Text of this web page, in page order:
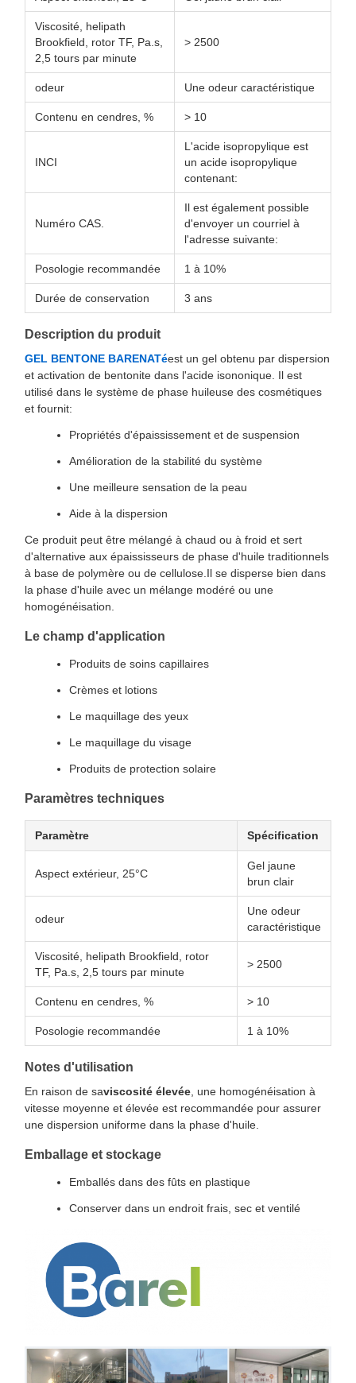
Viscosité, helipath
Brookfield, rotor TF, Pa.s,
2,5 tours par minute
> 2500
odeur Une odeur caractéristique
Contenu en cendres, % > 10
INCI
L'acide isopropylique est
un acide isopropylique
contenant:
Numéro CAS.
Il est également possible
d'envoyer un courriel à
l'adresse suivante:
Posologie recommandée 1 à 10%
Durée de conservation 3 ans
Description du produit
GEL BENTONE BARENATéest un gel obtenu par dispersion
et activation de bentonite dans l'acide isononique. Il est
utilisé dans le système de phase huileuse des cosmétiques
et fournit:
Propriétés d'épaississement et de suspension
Amélioration de la stabilité du système
Une meilleure sensation de la peau
Aide à la dispersion
Ce produit peut être mélangé à chaud ou à froid et sert
d'alternative aux épaississeurs de phase d'huile traditionnels
à base de polymère ou de cellulose.Il se disperse bien dans
la phase d'huile avec un mélange modéré ou une
homogénéisation.
Le champ d'application
Produits de soins capillaires
Crèmes et lotions
Le maquillage des yeux
Le maquillage du visage
Produits de protection solaire
Paramètres techniques
Paramètre Spécification
Aspect extérieur, 25°C
Gel jaune
brun clair
odeur
Une odeur
caractéristique
Viscosité, helipath Brookfield, rotor
TF, Pa.s, 2,5 tours par minute
> 2500
Contenu en cendres, % > 10
Posologie recommandée 1 à 10%
Notes d'utilisation
En raison de saviscosité élevée , une homogénéisation à
vitesse moyenne et élevée est recommandée pour assurer
une dispersion uniforme dans la phase d'huile.
Emballage et stockage
Emballés dans des fûts en plastique
Conserver dans un endroit frais, sec et ventilé